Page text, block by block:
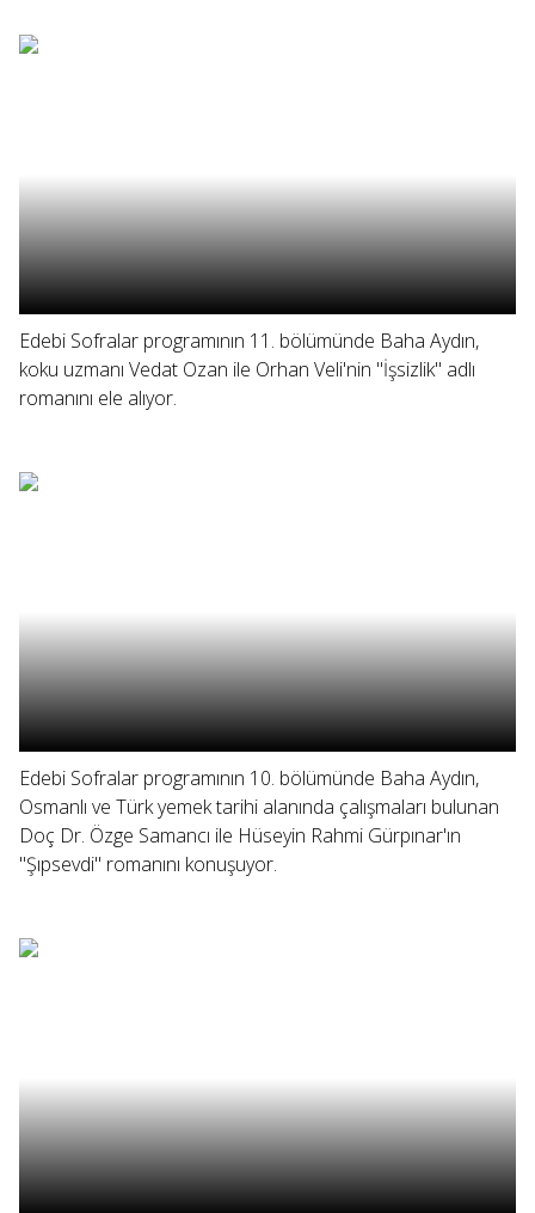
Edebi Sofralar programının 11. bölümünde Baha Aydın,
koku uzmanı Vedat Ozan ile Orhan Veli'nin "İşsizlik" adlı
romanını ele alıyor.
Edebi Sofralar programının 10. bölümünde Baha Aydın,
Osmanlı ve Türk yemek tarihi alanında çalışmaları bulunan
Doç Dr. Özge Samancı ile Hüseyin Rahmi Gürpınar'ın
"Şıpsevdi" romanını konuşuyor.